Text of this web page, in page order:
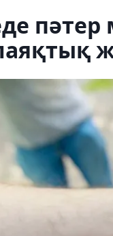
пәтер